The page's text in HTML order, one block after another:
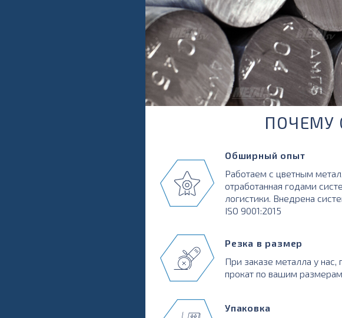
ПОЧЕМУ
Обширный опыт
Работаем с цветным
отработанная годами
логистики. Внедрена
ISO 9001:2015
Резка в размер
При заказе металла у нас,
прокат по вашим размерам.
Упаковка